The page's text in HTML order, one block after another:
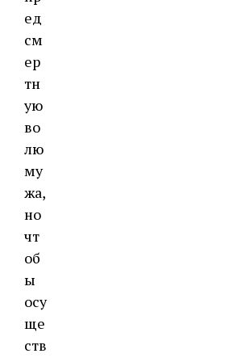
ед
см
ер
тн
ую
во
лю
му
жа,
но
чт
об
ы
осу
ще
ств